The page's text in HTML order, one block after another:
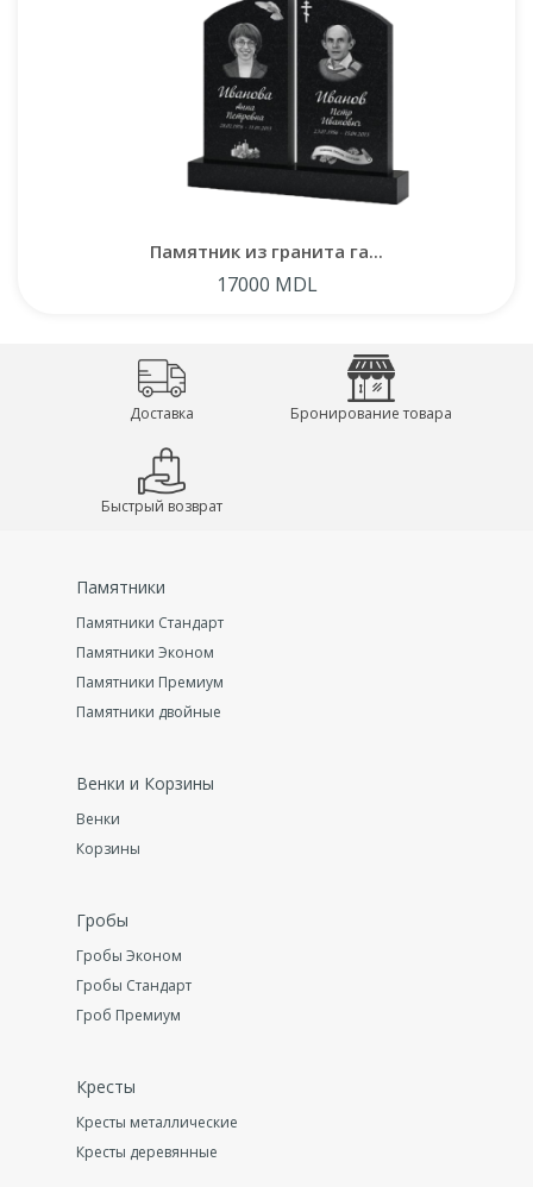
Памятник из гранита га...
17000 MDL
Доставка Бронирование товара
Быстрый возврат
Памятники
Памятники Стандарт
Памятники Эконом
Памятники Премиум
Памятники двойные
Венки и Корзины
Венки
Корзины
Гробы
Гробы Эконом
Гробы Стандарт
Гроб Премиум
Кресты
Кресты металлические
Кресты деревянные